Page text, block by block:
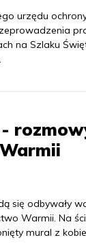
urzędu
na Szlaku
się odbywały
Warmii. Na
mural z